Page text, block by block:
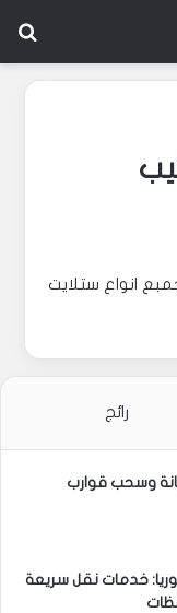
جمبع انواع ستلايت
رائج
وسحب قوارب
خدمات نقل سريعة